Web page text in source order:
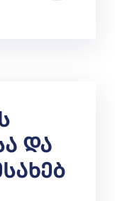
Და